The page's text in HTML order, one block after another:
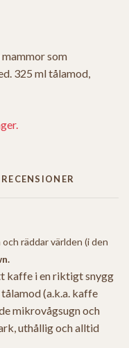
som
325 ml tålamod,
RECENSIONER
räddar världen (i den
kaffe i en riktigt snygg
(a.k.a. kaffe
mikrovågsugn och
uthållig och alltid